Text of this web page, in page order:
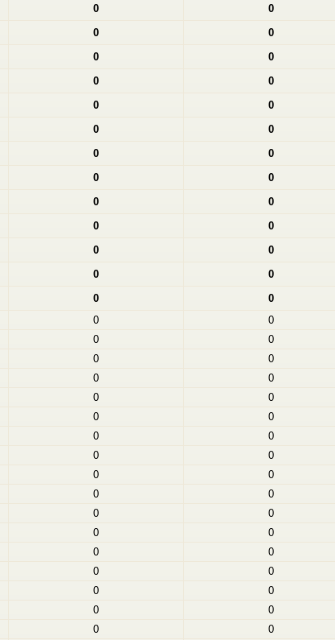
0 0
0 0
0 0
0 0
0 0
0 0
0 0
0 0
0 0
0 0
0 0
0 0
0 0
0 0
0 0
0 0
0 0
0 0
0 0
0 0
0 0
0 0
0 0
0 0
0 0
0 0
0 0
0 0
0 0
0 0